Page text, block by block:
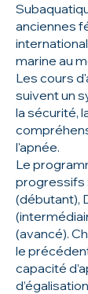
anciennes
marine au
Les cours
suivent un
la sécurité,
l'apnée.
Le
progressifs
(débutant),
(avancé).
le
capacité